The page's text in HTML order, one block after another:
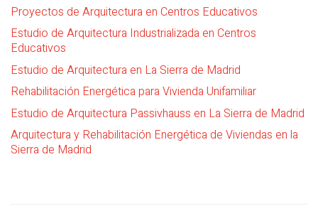
Proyectos de Arquitectura en Centros Educativos
Estudio de Arquitectura Industrializada en Centros
Educativos
Estudio de Arquitectura en La Sierra de Madrid
Rehabilitación Energética para Vivienda Unifamiliar
Estudio de Arquitectura Passivhauss en La Sierra de Madrid
Arquitectura y Rehabilitación Energética de Viviendas en la
Sierra de Madrid